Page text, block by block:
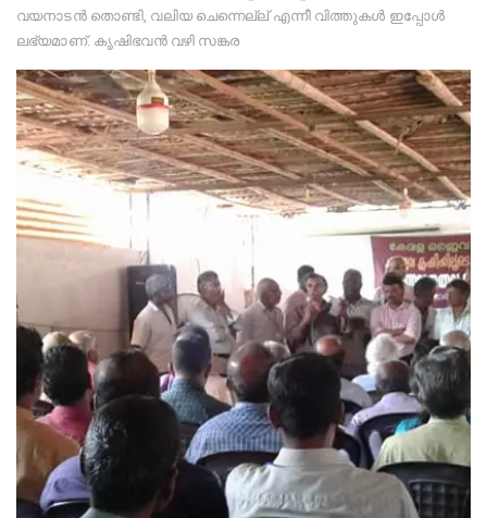
വയനാടൻ തൊണ്ടി, വലിയ ചെന്നെല്ല് എന്നീ വിത്തുകൾ ഇപ്പോൾ
ലഭ്യമാണ്. കൃഷിഭവൻ വഴി സങ്കര